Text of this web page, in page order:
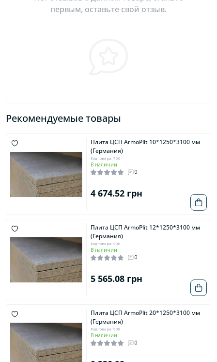
первым, оставьте свой отзыв.
Рекомендуемые товары
Плита ЦСП ArmoPlit 10*1250*3100 мм
(Германия)
Код товара: 766
В наличии
0
4 674.52 грн
Плита ЦСП ArmoPlit 12*1250*3100 мм
(Германия)
Код товара: 906
В наличии
0
5 565.08 грн
Плита ЦСП ArmoPlit 20*1250*3100 мм
(Германия)
Код товара: 908
В наличии
0